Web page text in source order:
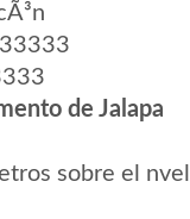
de Jalapa
sobre el nvel